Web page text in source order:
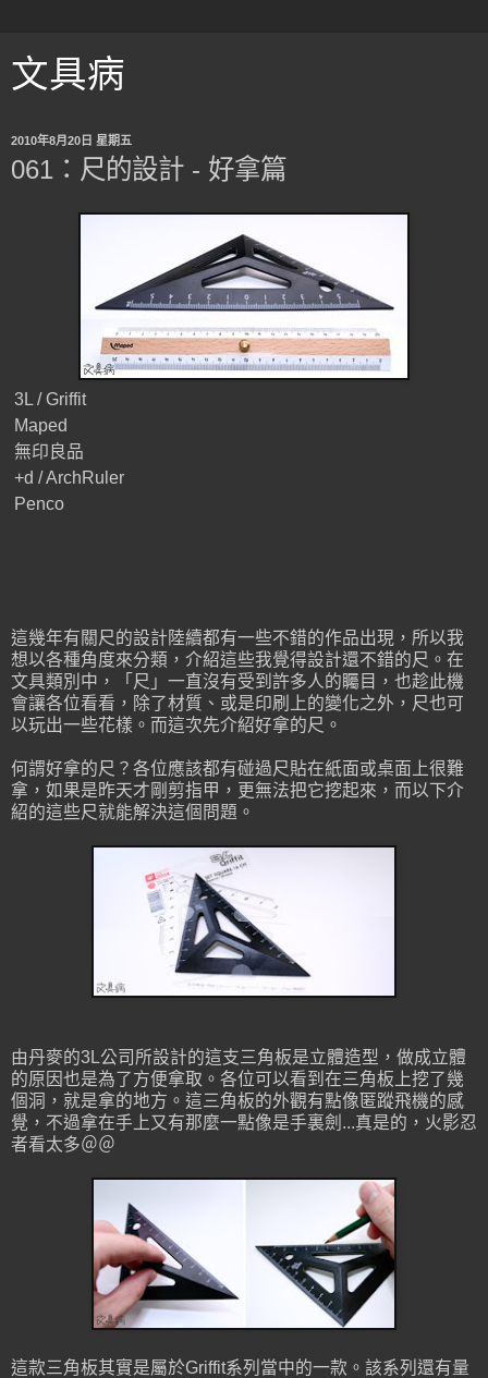
文具病
2010年8月20日 星期五
061：尺的設計 - 好拿篇
3L / Griffit
Maped
無印良品
+d / ArchRuler
Penco
這幾年有關尺的設計陸續都有一些不錯的作品出現，所以我
想以各種角度來分類，介紹這些我覺得設計還不錯的尺。在
文具類別中，「尺」一直沒有受到許多人的矚目，也趁此機
會讓各位看看，除了材質、或是印刷上的變化之外，尺也可
以玩出一些花樣。而這次先介紹好拿的尺。
何謂好拿的尺？各位應該都有碰過尺貼在紙面或桌面上很難
拿，如果是昨天才剛剪指甲，更無法把它挖起來，而以下介
紹的這些尺就能解決這個問題。
由丹麥的3L公司所設計的這支三角板是立體造型，做成立體
的原因也是為了方便拿取。各位可以看到在三角板上挖了幾
個洞，就是拿的地方。這三角板的外觀有點像匿蹤飛機的感
覺，不過拿在手上又有那麼一點像是手裏劍...真是的，火影忍
者看太多＠＠
這款三角板其實是屬於Griffit系列當中的一款。該系列還有量